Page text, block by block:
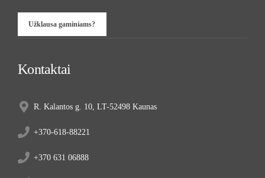
Užklausa gaminiams?
Kontaktai
R. Kalantos g. 10, LT-52498 Kaunas
+370-618-88221
+370 631 06888